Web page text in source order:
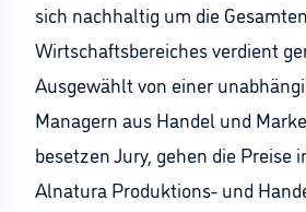
sich nachhaltig um die
Wirtschaftsbereiches verdient
Ausgewählt von einer
Managern aus Handel und
besetzen Jury, gehen die Preise
Alnatura Produktions- und